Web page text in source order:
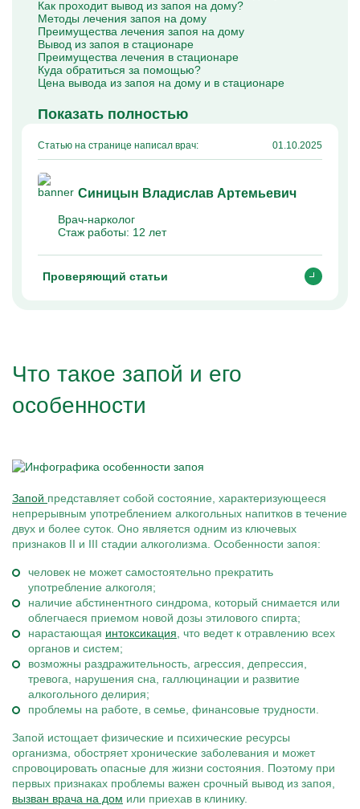
Капельницы Преднизолона
Цераксон капельница
Капельница Церебролизин
Капельница Мильгамма
Капельница Цефтриаксон
Капельница Ципрофлоксацин
Капельница Рингер
Как проходит вывод из запоя на дому?
Методы лечения запоя на дому
Преимущества лечения запоя на дому
Вывод из запоя в стационаре
Преимущества лечения в стационаре
Куда обратиться за помощью?
Цена вывода из запоя на дому и в стационаре
Показать полностью
Статью на странице написал врач: 01.10.2025
Синицын Владислав Артемьевич
Врач-нарколог
Стаж работы: 12 лет
Проверяющий статьи
Что такое запой и его
особенности
Запой представляет собой состояние, характеризующееся
непрерывным употреблением алкогольных напитков в течение
двух и более суток. Оно является одним из ключевых
признаков II и III стадии алкоголизма. Особенности запоя:
человек не может самостоятельно прекратить
употребление алкоголя;
наличие абстинентного синдрома, который снимается или
облегчаеся приемом новой дозы этилового спирта;
нарастающая интоксикация , что ведет к отравлению всех
органов и систем;
возможны раздражительность, агрессия, депрессия,
тревога, нарушения сна, галлюцинации и развитие
алкогольного делирия;
проблемы на работе, в семье, финансовые трудности.
Запой истощает физические и психические ресурсы
организма, обостряет хронические заболевания и может
спровоцировать опасные для жизни состояния. Поэтому при
первых признаках проблемы важен срочный вывод из запоя,
вызван врача на дом или приехав в клинику.